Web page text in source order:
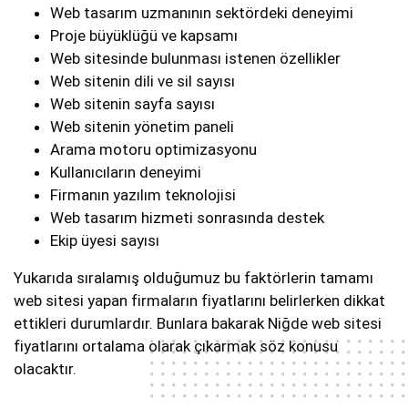
Web tasarım uzmanının sektördeki deneyimi
Proje büyüklüğü ve kapsamı
Web sitesinde bulunması istenen özellikler
Web sitenin dili ve sil sayısı
Web sitenin sayfa sayısı
Web sitenin yönetim paneli
Arama motoru optimizasyonu
Kullanıcıların deneyimi
Firmanın yazılım teknolojisi
Web tasarım hizmeti sonrasında destek
Ekip üyesi sayısı
Yukarıda sıralamış olduğumuz bu faktörlerin tamamı
web sitesi yapan firmaların fiyatlarını belirlerken dikkat
ettikleri durumlardır. Bunlara bakarak Niğde web sitesi
fiyatlarını ortalama olarak çıkarmak söz konusu
olacaktır.